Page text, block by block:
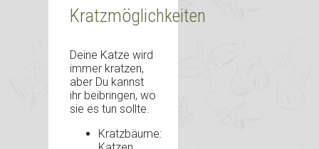
Kratzmöglichkeiten
Deine Katze wird
immer kratzen,
aber Du kannst
ihr beibringen, wo
sie es tun sollte.
Kratzbäume: